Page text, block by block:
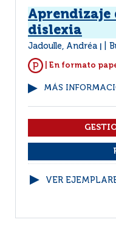
Aprendizaje
dislexia
Jadoulle, Andréa
| En formato
MÁS
VER